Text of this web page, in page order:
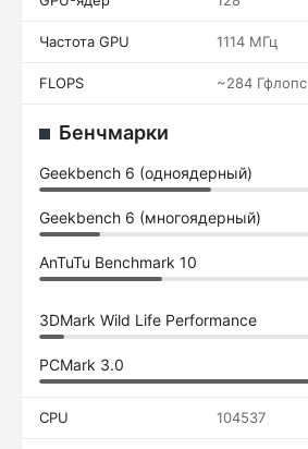
Частота GPU 1114 МГц
FLOPS ~284 Гфлопс
Бенчмарки
Geekbench 6 (одноядерный)
Geekbench 6 (многоядерный)
AnTuTu Benchmark 10
3DMark Wild Life Performance
PCMark 3.0
CPU 104537